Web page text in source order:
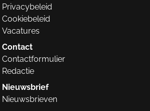
Privacybeleid
Cookiebeleid
Vacatures
Contact
Contactformulier
Redactie
Nieuwsbrief
Nieuwsbrieven